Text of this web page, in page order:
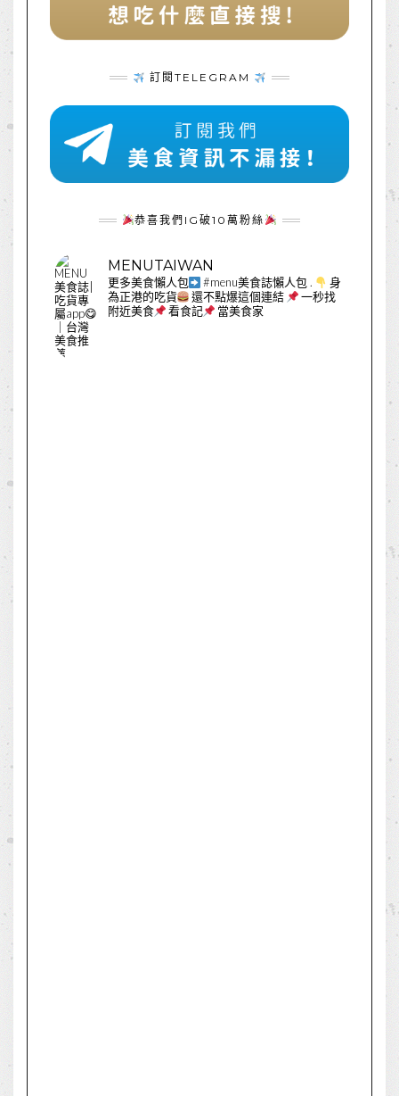
訂閱TELEGRAM
恭喜我們IG破10萬粉絲
MENUTAIWAN
更多美食懶人包 #menu美食誌懶人包.
身
為正港的吃貨
還不點爆這個連結
一秒找
附近美食
看食記 當美食家